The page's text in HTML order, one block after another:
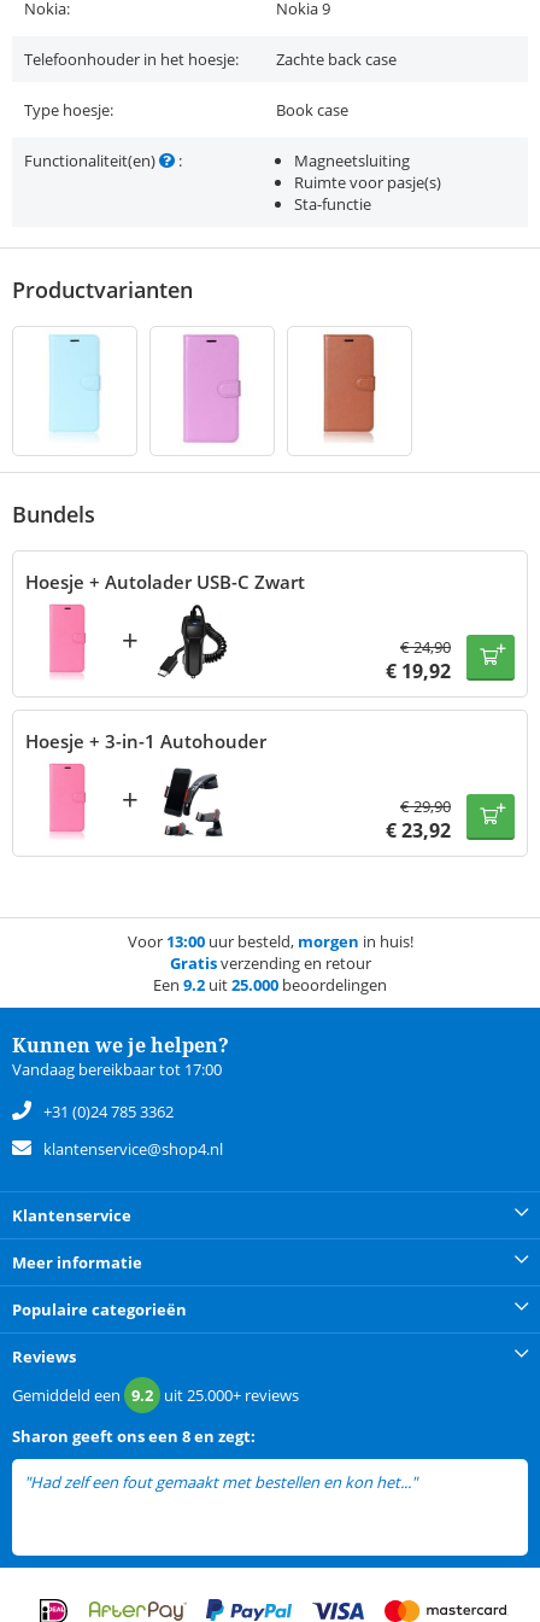
Nokia: Nokia 9
Telefoonhouder in het hoesje: Zachte back case
Type hoesje: Book case
Functionaliteit(en) :
Magneetsluiting
Ruimte voor pasje(s)
Sta-functie
Productvarianten
Bundels
Hoesje + Autolader USB-C Zwart
+ €24,90
€ 19,92
Hoesje + 3-in-1 Autohouder
+ €29,90
€23,92
Voor 13:00uur besteld, morgen in huis!
Gratisverzending en retour
Een 9.2 uit25.000 beoordelingen
Kunnen we je helpen?
Vandaag bereikbaar tot 17:00
+31 (0)24 785 3362
klantenservice@shop4.nl
Klantenservice
Meer informatie
Populaire categorieën
Reviews
Gemiddeld een 9.2 uit25.000+ reviews
Sharon geeft ons een 8 en zegt:
"Had zelf een fout gemaakt met bestellen en kon het..."